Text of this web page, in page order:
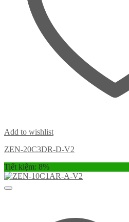
Add to wishlist
ZEN-20C3DR-D-V2
Tiết kiệm: 8%